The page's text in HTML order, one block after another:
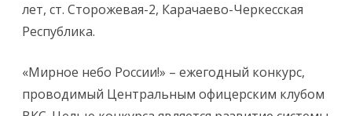
лет, ст. Сторожевая-2, Карачаево-Черкесская
Республика.
«Мирное небо России!» – ежегодный конкурс,
проводимый Центральным офицерским клубом